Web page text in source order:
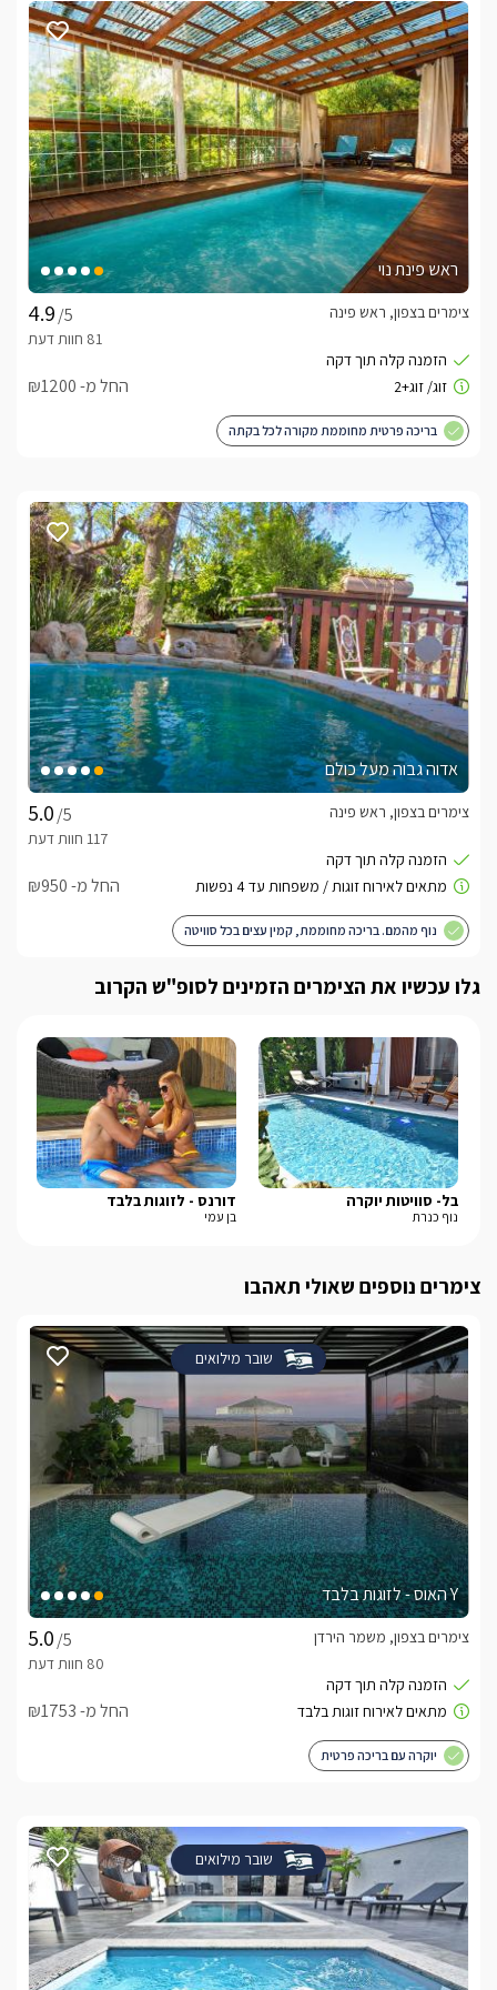
בוקר עשירות וגליליות, וכן טיפולי ספא להשלמת החוויה.
לצפייה באטרקציות ומסעדות בקרבת פינה בהר -
לזוגות בלבד -לחצו כאן
ראש פינת נוי
/5
צימרים בצפון, ראש פינה
החל מ- ₪1200
בריכה פרטית מחוממת מקורה לכל בקתה
אדוה גבוה מעל כולם
/5
צימרים בצפון, ראש פינה
החל מ- ₪950
נוף מהמם. בריכה מחוממת, קמין עצים בכל סוויטה
גלו עכשיו את הצימרים הזמינים לסופ"ש הקרוב
בל- סוויטות יוקרה
נוף כנרת
דורנס - לזוגות בלבד
בן עמי
צימרים נוספים שאולי תאהבו
שובר מילואים
Y האוס - לזוגות בלבד
/5
צימרים בצפון, משמר הירדן
החל מ- ₪1753
יוקרה עם בריכה פרטית
שובר מילואים